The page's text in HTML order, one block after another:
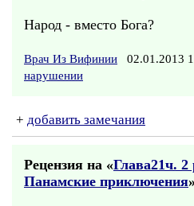
Народ - вместо Бога?
Врач Из Вифинии 02.01.2013
нарушении
+ добавить замечания
Рецензия на «Глава21ч. 2
Панамские приключения